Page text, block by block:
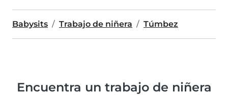
Babysits Trabajo de niñera Túmbez
Encuentra un trabajo de niñera